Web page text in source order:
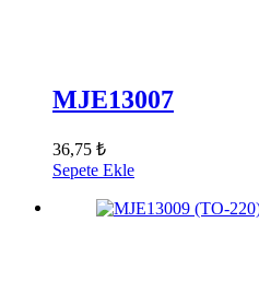
MJE13007
36,75 ₺
Sepete Ekle